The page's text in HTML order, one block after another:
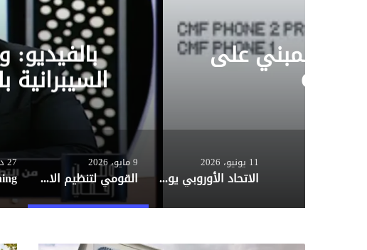
Nothing تطلق تحديث Nothing OS 4.0 المبني على
حصرية من
11 يونيو، 2026
الاتحاد الأوروبي يوجه ضربة لـ Meta.. واتساب يفتح أبوابه أمام منافسي الذكاء الاصطناعي
9 مايو، 2026
القومي لتنظيم الاتصالات عبر وطن رقمي: لا زيادة في أسعار مكالمات الصوت أو خدمات المحافظ الإلكترونية وكروت الشحن
27 ديسمبر، 2025